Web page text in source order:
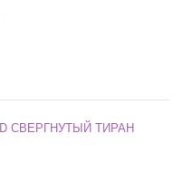
СВЕРГНУТЫЙ ТИРАН